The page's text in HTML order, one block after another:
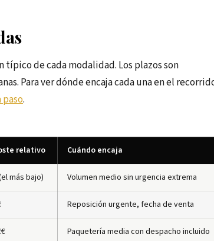
de cada modalidad. Los plazos son
Para ver dónde encaja cada una en el
.
relativo Cuándo encaja
más bajo) Volumen medio sin urgencia extrema
Reposición urgente, fecha de venta
Paquetería media con despacho incluido